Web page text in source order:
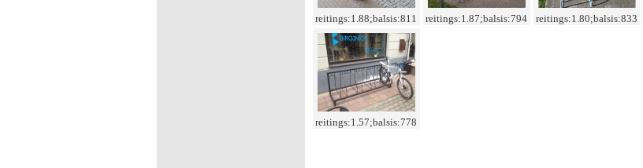
reitings:1.88;balsis:811 reitings:1.87;balsis:794 reitings:1.80;balsis:833
reitings:1.57;balsis:778